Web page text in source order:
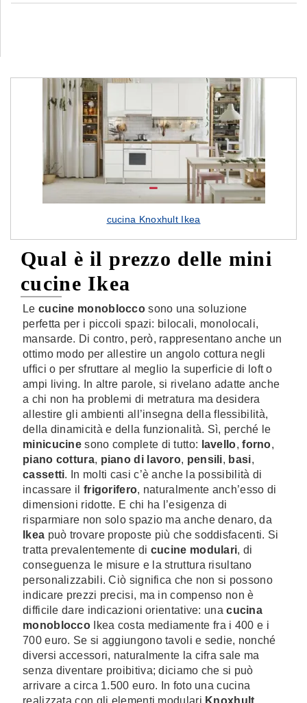
cucina Knoxhult Ikea
Qual è il prezzo delle mini
cucine Ikea
Le cucine monoblocco sono una soluzione
perfetta per i piccoli spazi: bilocali, monolocali,
mansarde. Di contro, però, rappresentano anche un
ottimo modo per allestire un angolo cottura negli
uffici o per sfruttare al meglio la superficie di loft o
ampi living. In altre parole, si rivelano adatte anche
a chi non ha problemi di metratura ma desidera
allestire gli ambienti all’insegna della flessibilità,
della dinamicità e della funzionalità. Sì, perché le
minicucine sono complete di tutto: lavello,forno,
piano cottura, piano di lavoro, pensili, basi,
cassetti. In molti casi c’è anche la possibilità di
incassare il frigorifero, naturalmente anch’esso di
dimensioni ridotte. E chi ha l’esigenza di
risparmiare non solo spazio ma anche denaro, da
Ikea può trovare proposte più che soddisfacenti. Si
tratta prevalentemente di cucine modulari, di
conseguenza le misure e la struttura risultano
personalizzabili. Ciò significa che non si possono
indicare prezzi precisi, ma in compenso non è
difficile dare indicazioni orientative: unacucina
monoblocco Ikea costa mediamente fra i 400 e i
700 euro. Se si aggiungono tavoli e sedie, nonché
diversi accessori, naturalmente la cifra sale ma
senza diventare proibitiva; diciamo che si può
arrivare a circa 1.500 euro. In foto una cucina
realizzata con gli elementi modulari Knoxhult